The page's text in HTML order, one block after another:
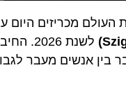
מכריזים היום
לשנת 2026.
מעבר לגבולות,